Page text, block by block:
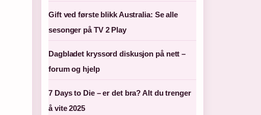
Gift ved første blikk Australia: Se alle
sesonger på TV 2 Play
Dagbladet kryssord diskusjon på nett –
forum og hjelp
7 Days to Die – er det bra? Alt du trenger
å vite 2025